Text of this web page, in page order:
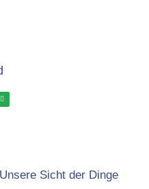
Sicht der Dinge